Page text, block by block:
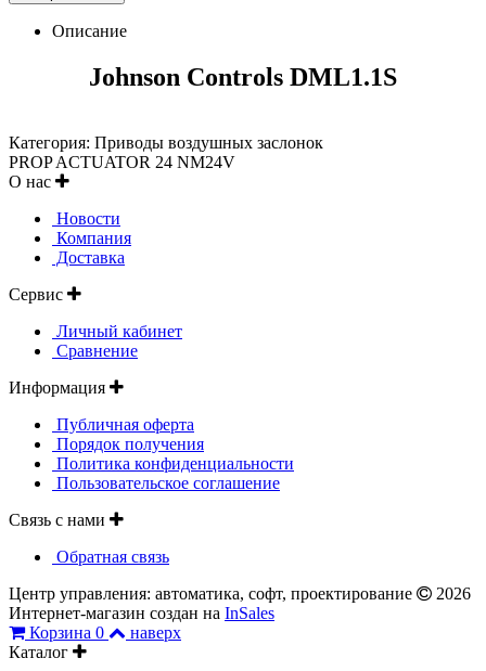
Описание
Johnson Controls DML1.1S
Категория: Приводы воздушных заслонок
PROP ACTUATOR 24 NM24V
О нас
Новости
Компания
Доставка
Сервис
Личный кабинет
Сравнение
Информация
Публичная оферта
Порядок получения
Политика конфиденциальности
Пользовательское соглашение
Связь с нами
Обратная связь
Центр управления: автоматика, софт, проектирование
2026
Интернет-магазин создан на InSales
Корзина 0
наверх
Каталог